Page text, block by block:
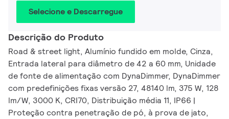
Selecione e Descarregue
Descrição do Produto
Road & street light, Alumínio fundido em molde, Cinza,
Entrada lateral para diâmetro de 42 a 60 mm, Unidade
de fonte de alimentação com DynaDimmer, DynaDimmer
com predefinições fixas versão 27, 48140 lm, 375 W, 128
lm/W, 3000 K, CRI70, Distribuição média 11, IP66 |
Proteção contra penetração de pó, à prova de jato,